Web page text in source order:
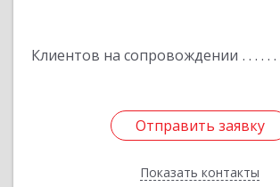
Клиентов на сопровождении
Отправить заявку
Показать контакты
Отправить заявку
Назад